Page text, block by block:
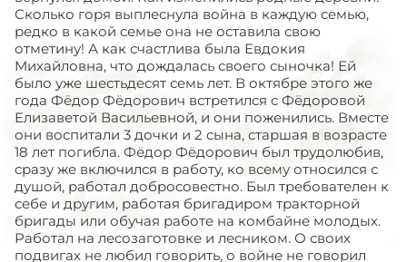
Сколько горя выплеснула война в каждую семью,
редко в какой семье она не оставила свою
отметину! А как счастлива была Евдокия
Михайловна, что дождалась своего сыночка! Ей
было уже шестьдесят семь лет. В октябре этого же
года Фёдор Фёдорович встретился с Фёдоровой
Елизаветой Васильевной, и они поженились. Вместе
они воспитали 3 дочки и 2 сына, старшая в возрасте
18 лет погибла. Фёдор Фёдорович был трудолюбив,
сразу же включился в работу, ко всему относился с
душой, работал добросовестно. Был требователен к
себе и другим, работая бригадиром тракторной
бригады или обучая работе на комбайне молодых.
Работал на лесозаготовке и лесником. О своих
подвигах не любил говорить, о войне не говорил